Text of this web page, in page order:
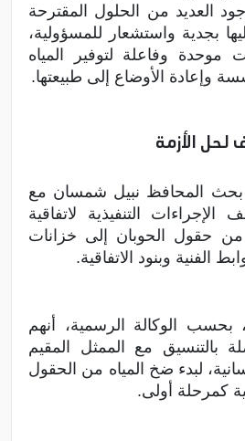
العديد من الحلول المقترحة
بجدية واستشعار للمسؤولية،
موحدة وفاعلة لتوفير المياه
وإعادة الأوضاع إلى طبيعتها.
الأزمة
المحافظ نبيل شمسان مع
التنفيذية لاتفاقية
حقول الحوبان إلى خزانات
الفنية وبنود الاتفاقية.
بحسب الوكالة الرسمية، أنهم
بالتنسيق مع الممثل المقيم
لبدء ضخ المياه من الحقول
كمرحلة أولى.